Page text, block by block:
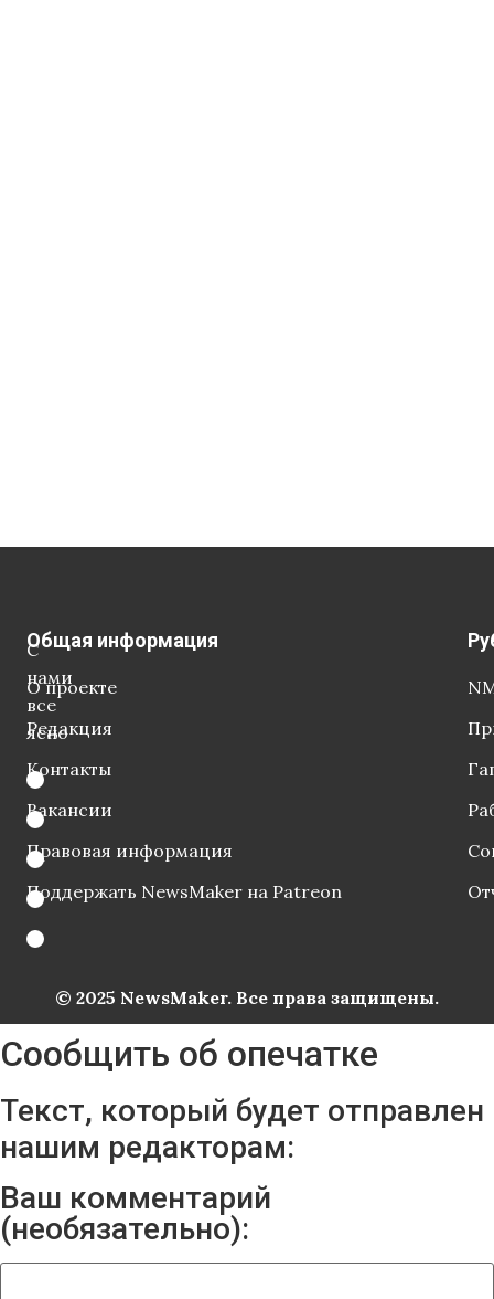
С
нами
все
ясно
Общая информация
О проекте
Редакция
Контакты
Вакансии
Правовая информация
Поддержать NewsMaker на Patreon
© 2025 NewsMaker. Все права защищены.
Сообщить об опечатке
Текст, который будет отправлен
нашим редакторам:
Ваш комментарий
(необязательно):